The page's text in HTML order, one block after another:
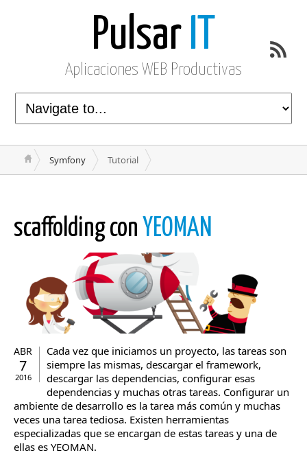
Pulsar IT
Aplicaciones WEB Productivas
Symfony Tutorial
scaffolding con YEOMAN
ABR
7
2016
Cada vez que iniciamos un proyecto, las tareas son
siempre las mismas, descargar el framework,
descargar las dependencias, configurar esas
dependencias y muchas otras tareas. Configurar un
ambiente de desarrollo es la tarea más común y muchas
veces una tarea tediosa. Existen herramientas
especializadas que se encargan de estas tareas y una de
ellas es YEOMAN.